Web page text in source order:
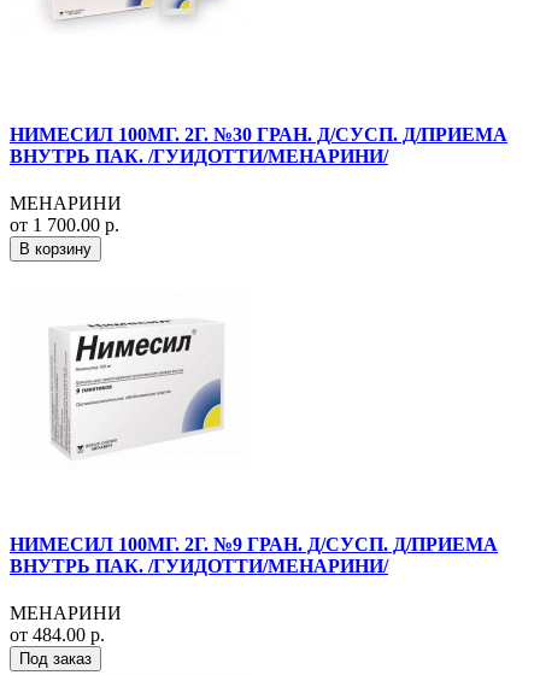
НИМЕСИЛ 100МГ. 2Г. №30 ГРАН. Д/СУСП. Д/ПРИЕМА
ВНУТРЬ ПАК. /ГУИДОТТИ/МЕНАРИНИ/
МЕНАРИНИ
от 1 700.00 р.
В корзину
НИМЕСИЛ 100МГ. 2Г. №9 ГРАН. Д/СУСП. Д/ПРИЕМА
ВНУТРЬ ПАК. /ГУИДОТТИ/МЕНАРИНИ/
МЕНАРИНИ
от 484.00 р.
Под заказ